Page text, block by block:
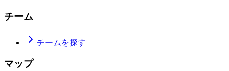
チーム
チームを探す
マップ